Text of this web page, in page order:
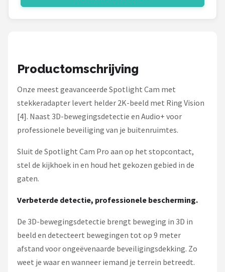
Productomschrijving
Onze meest geavanceerde Spotlight Cam met
stekkeradapter levert helder 2K-beeld met Ring Vision
[4]. Naast 3D-bewegingsdetectie en Audio+ voor
professionele beveiliging van je buitenruimtes.
Sluit de Spotlight Cam Pro aan op het stopcontact,
stel de kijkhoek in en houd het gekozen gebied in de
gaten.
Verbeterde detectie, professionele bescherming.
De 3D-bewegingsdetectie brengt beweging in 3D in
beeld en detecteert bewegingen tot op 9 meter
afstand voor ongeëvenaarde beveiligingsdekking. Zo
weet je waar en wanneer iemand je terrein betreedt.